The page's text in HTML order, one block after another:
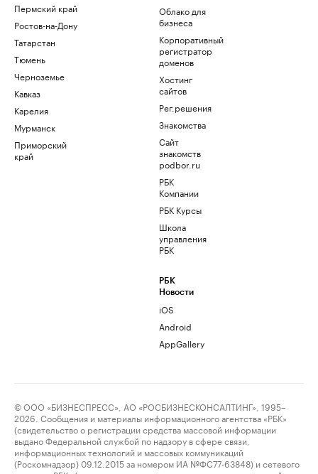
Пермский край
Ростов-на-Дону
Татарстан
Тюмень
Черноземье
Кавказ
Карелия
Мурманск
Приморский
край
Облако для
бизнеса
Корпоративный
регистратор
доменов
Хостинг
сайтов
Рег.решения
Знакомства
Сайт
знакомств
podbor.ru
РБК
Компании
РБК Курсы
Школа
управления
РБК
РБК
Новости
iOS
Android
AppGallery
© ООО «БИЗНЕСПРЕСС», АО «РОСБИЗНЕСКОНСАЛТИНГ», 1995–
2026. Сообщения и материалы информационного агентства «РБК»
(свидетельство о регистрации средства массовой информации
выдано Федеральной службой по надзору в сфере связи,
информационных технологий и массовых коммуникаций
(Роскомнадзор) 09.12.2015 за номером ИА №ФС77-63848) и сетевого